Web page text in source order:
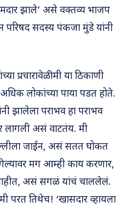
झाले’ असे वक्तव्य भाजप
परिषद सदस्य पंकजा मुंडे यांनी
प्रचारावेळी मी या ठिकाणी
लोकांच्या पाया पडत होते.
झालेला पराभव हा पराभव
असं वाटतंय. मी
जाईन, असं सतत घोकत
मग आम्ही काय करणार,
असं सगळं यांचं चाललेलं.
परत तिथेच! ‘खासदार व्हायला